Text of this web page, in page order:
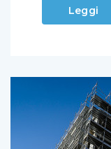
Leggi